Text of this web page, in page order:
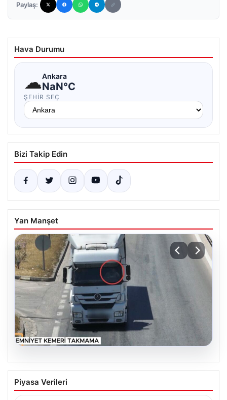
Paylaş:
Hava Durumu
☁Ankara
NaN°C
ŞEHIR SEÇ
Bizi Takip Edin
Yan Manşet
06.08.2026
Otoyolda dron destekli denetim: Bin
123 araca ceza
Piyasa Verileri